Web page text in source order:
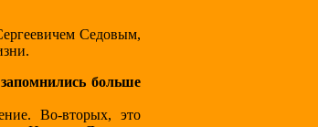
Седовым,
больше
Во-вторых, это